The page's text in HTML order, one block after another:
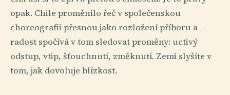
opak. Chile proměnilo řeč v společenskou
choreografii přesnou jako rozložení příboru a
radost spočívá v tom sledovat proměny: uctivý
odstup, vtip, šťouchnutí, změknutí. Zemi slyšíte v
tom, jak dovoluje blízkost.